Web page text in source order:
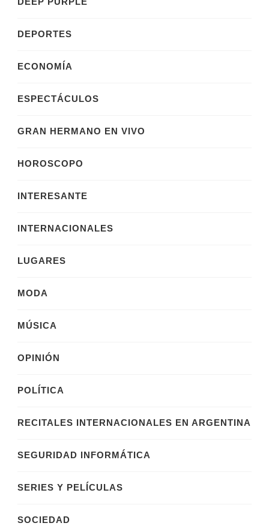
DEPORTES
ECONOMÍA
ESPECTÁCULOS
GRAN HERMANO EN VIVO
HOROSCOPO
INTERESANTE
INTERNACIONALES
LUGARES
MODA
MÚSICA
OPINIÓN
POLÍTICA
RECITALES INTERNACIONALES EN ARGENTINA
SEGURIDAD INFORMÁTICA
SERIES Y PELÍCULAS
SOCIEDAD